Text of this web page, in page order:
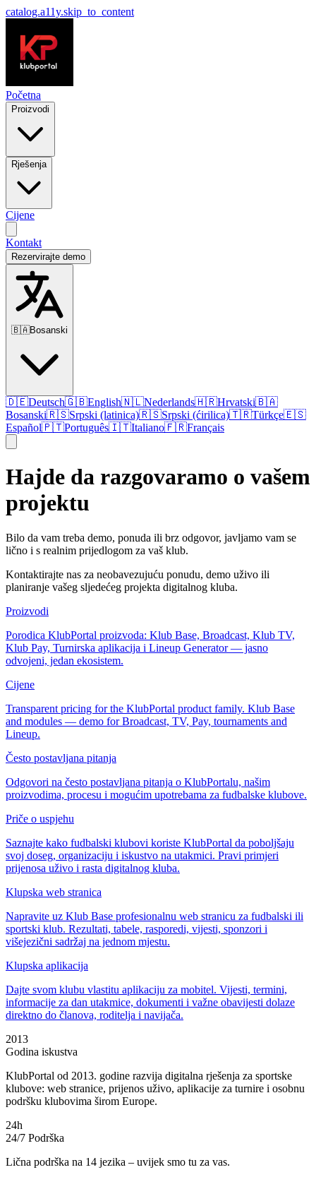
catalog.a11y.skip_to_content
Početna
Proizvodi
Rješenja
Cijene
Kontakt
Rezervirajte demo
🇧🇦Bosanski
🇩🇪Deutsch🇬🇧English🇳🇱Nederlands🇭🇷Hrvatski🇧🇦
Bosanski🇷🇸Srpski (latinica)🇷🇸Srpski (ćirilica)🇹🇷Türkçe🇪🇸
Español🇵🇹Português🇮🇹Italiano🇫🇷Français
Hajde da razgovaramo o vašem
projektu
Bilo da vam treba demo, ponuda ili brz odgovor, javljamo vam se
lično i s realnim prijedlogom za vaš klub.
Kontaktirajte nas za neobavezujuću ponudu, demo uživo ili
planiranje vašeg sljedećeg projekta digitalnog kluba.
Proizvodi
Porodica KlubPortal proizvoda: Klub Base, Broadcast, Klub TV,
Klub Pay, Turnirska aplikacija i Lineup Generator — jasno
odvojeni, jedan ekosistem.
Cijene
Transparent pricing for the KlubPortal product family. Klub Base
and modules — demo for Broadcast, TV, Pay, tournaments and
Lineup.
Često postavljana pitanja
Odgovori na često postavljana pitanja o KlubPortalu, našim
proizvodima, procesu i mogućim upotrebama za fudbalske klubove.
Priče o uspjehu
Saznajte kako fudbalski klubovi koriste KlubPortal da poboljšaju
svoj doseg, organizaciju i iskustvo na utakmici. Pravi primjeri
prijenosa uživo i rasta digitalnog kluba.
Klupska web stranica
Napravite uz Klub Base profesionalnu web stranicu za fudbalski ili
sportski klub. Rezultati, tabele, rasporedi, vijesti, sponzori i
višejezični sadržaj na jednom mjestu.
Klupska aplikacija
Dajte svom klubu vlastitu aplikaciju za mobitel. Vijesti, termini,
informacije za dan utakmice, dokumenti i važne obavijesti dolaze
direktno do članova, roditelja i navijača.
2013
Godina iskustva
KlubPortal od 2013. godine razvija digitalna rješenja za sportske
klubove: web stranice, prijenos uživo, aplikacije za turnire i osobnu
podršku klubovima širom Europe.
24h
24/7 Podrška
Lična podrška na 14 jezika – uvijek smo tu za vas.